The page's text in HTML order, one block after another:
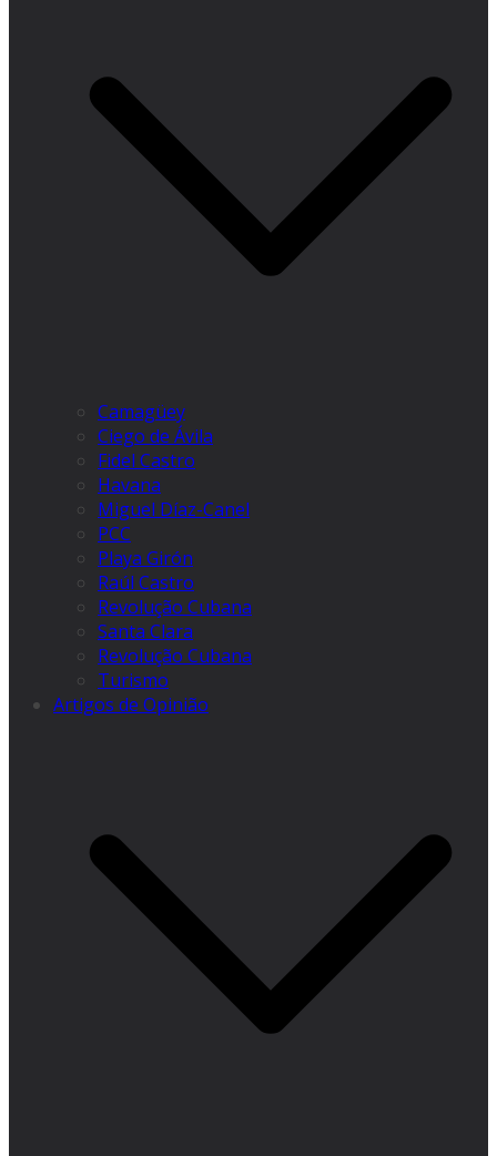
Camagüey
Ciego de Ávila
Fidel Castro
Havana
Miguel Díaz-Canel
PCC
Playa Girón
Raúl Castro
Revolução Cubana
Santa Clara
Revolução Cubana
Turismo
Artigos de Opinião